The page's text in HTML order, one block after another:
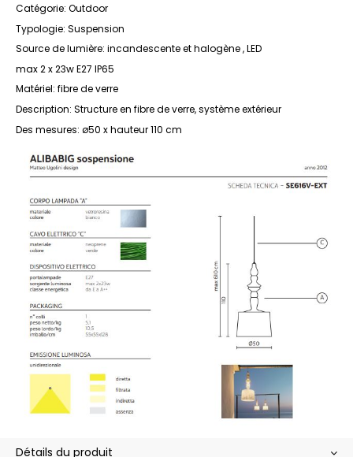
Catégorie: Outdoor
Typologie: Suspension
Source de lumière: incandescente et halogène , LED
max 2 x 23w E27 IP65
Matériel: fibre de verre
Description: Structure en fibre de verre, système extérieur
Des mesures: ø50 x hauteur 110 cm
Détails du produit